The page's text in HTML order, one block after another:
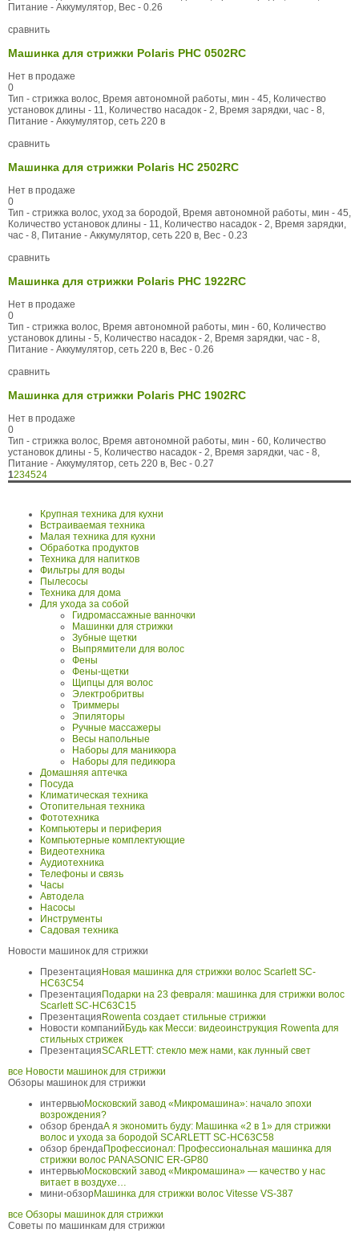
Питание - Аккумулятор, Вес - 0.26
сравнить
Машинка для стрижки Polaris PHC 0502RC
Нет в продаже
0
Тип - стрижка волос, Время автономной работы, мин - 45, Количество
установок длины - 11, Количество насадок - 2, Время зарядки, час - 8,
Питание - Аккумулятор, сеть 220 в
сравнить
Машинка для стрижки Polaris HC 2502RC
Нет в продаже
0
Тип - стрижка волос, уход за бородой, Время автономной работы, мин - 45,
Количество установок длины - 11, Количество насадок - 2, Время зарядки,
час - 8, Питание - Аккумулятор, сеть 220 в, Вес - 0.23
сравнить
Машинка для стрижки Polaris PHC 1922RC
Нет в продаже
0
Тип - стрижка волос, Время автономной работы, мин - 60, Количество
установок длины - 5, Количество насадок - 2, Время зарядки, час - 8,
Питание - Аккумулятор, сеть 220 в, Вес - 0.26
сравнить
Машинка для стрижки Polaris PHC 1902RC
Нет в продаже
0
Тип - стрижка волос, Время автономной работы, мин - 60, Количество
установок длины - 5, Количество насадок - 2, Время зарядки, час - 8,
Питание - Аккумулятор, сеть 220 в, Вес - 0.27
1234524
Крупная техника для кухни
Встраиваемая техника
Малая техника для кухни
Обработка продуктов
Техника для напитков
Фильтры для воды
Пылесосы
Техника для дома
Для ухода за собой
Гидромассажные ванночки
Машинки для стрижки
Зубные щетки
Выпрямители для волос
Фены
Фены-щетки
Щипцы для волос
Электробритвы
Триммеры
Эпиляторы
Ручные массажеры
Весы напольные
Наборы для маникюра
Наборы для педикюра
Домашняя аптечка
Посуда
Климатическая техника
Отопительная техника
Фототехника
Компьютеры и периферия
Компьютерные комплектующие
Видеотехника
Аудиотехника
Телефоны и связь
Часы
Автодела
Насосы
Инструменты
Садовая техника
Новости машинок для стрижки
Презентация Новая машинка для стрижки волос Scarlett SC-
HC63C54
Презентация Подарки на 23 февраля: машинка для стрижки волос
Scarlett SC-HC63C15
Презентация Rowenta создает стильные стрижки
Новости компаний Будь как Месси: видеоинструкция Rowenta для
стильных стрижек
ПрезентацияSCARLETT: стекло меж нами, как лунный свет
все Новости машинок для стрижки
Обзоры машинок для стрижки
интервьюМосковский завод «Микромашина»: начало эпохи
возрождения?
обзор брендаА я экономить буду: Машинка «2 в 1» для стрижки
волос и ухода за бородой SCARLETT SC-HC63C58
обзор брендаПрофессионал: Профессиональная машинка для
стрижки волос PANASONIC ER-GP80
интервьюМосковский завод «Микромашина» — качество у нас
витает в воздухе…
мини-обзорМашинка для стрижки волос Vitesse VS-387
все Обзоры машинок для стрижки
Советы по машинкам для стрижки